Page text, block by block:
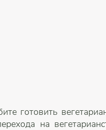
готовить
на